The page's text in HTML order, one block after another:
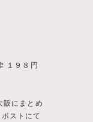
１９８円
にまとめ
ストにて